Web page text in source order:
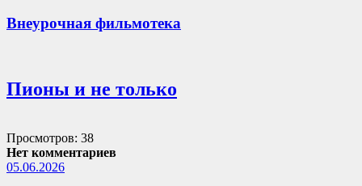
Внеурочная фильмотека
Пионы и не только
Просмотров: 38
Нет комментариев
05.06.2026